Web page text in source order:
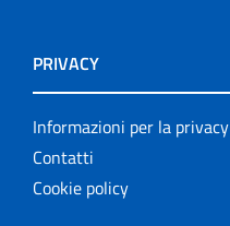
PRIVACY
Informazioni per la privacy
Contatti
Cookie policy